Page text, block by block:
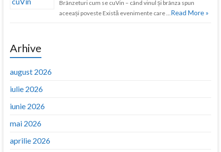
Brânzeturi cum se cuVin – când vinul și brânza spun
aceeași poveste Există evenimente care … Read More »
Arhive
august 2026
iulie 2026
iunie 2026
mai 2026
aprilie 2026